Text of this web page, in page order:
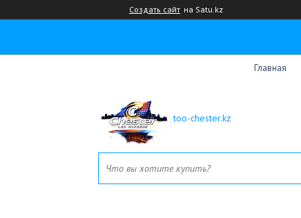
Создать сайт на Satu.kz
Главная
too-chester.kz